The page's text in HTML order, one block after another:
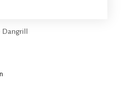
Dangrill